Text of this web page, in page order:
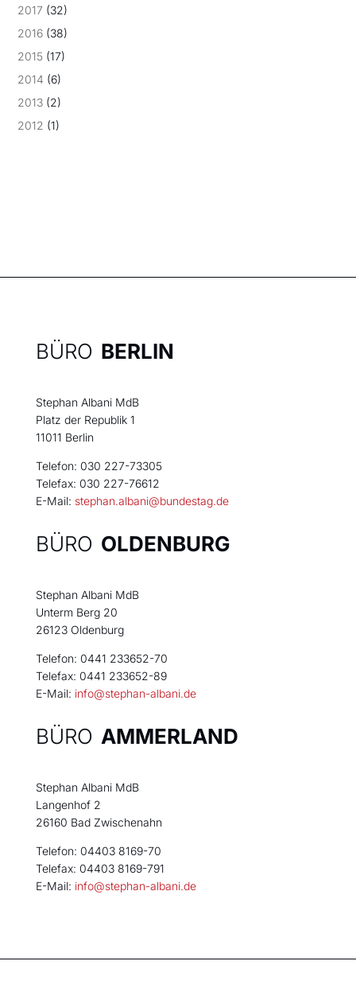
2017 (32)
2016 (38)
2015 (17)
2014 (6)
2013 (2)
2012 (1)
BÜRO BERLIN
Stephan Albani MdB
Platz der Republik 1
11011 Berlin
Telefon: 030 227-73305
Telefax: 030 227-76612
E-Mail: stephan.albani@bundestag.de
BÜRO OLDENBURG
Stephan Albani MdB
Unterm Berg 20
26123 Oldenburg
Telefon: 0441 233652-70
Telefax: 0441 233652-89
E-Mail: info@stephan-albani.de
BÜRO AMMERLAND
Stephan Albani MdB
Langenhof 2
26160 Bad Zwischenahn
Telefon: 04403 8169-70
Telefax: 04403 8169-791
E-Mail: info@stephan-albani.de